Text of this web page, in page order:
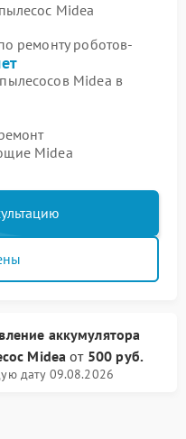
Midea
ремонту роботов-
Midea в
Midea
аккумулятора
Mideaот 500 руб.
дату 09.08.2026